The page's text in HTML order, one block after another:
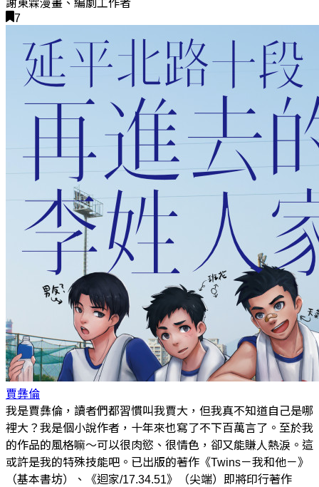
謝東霖漫畫、編劇工作者
7
賈彝倫
我是賈彝倫，讀者們都習慣叫我賈大，但我真不知道自己是哪
裡大？我是個小說作者，十年來也寫了不下百萬言了。至於我
的作品的風格嘛～可以很肉慾、很情色，卻又能賺人熱淚。這
或許是我的特殊技能吧。已出版的著作《Twins－我和他－》
（基本書坊）、《迴家/17.34.51》（尖端）即將印行著作